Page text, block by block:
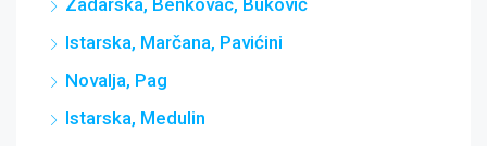
Zadarska, Benkovac, Buković
Istarska, Marčana, Pavićini
Novalja, Pag
Istarska, Medulin